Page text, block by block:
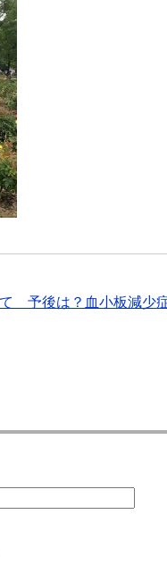
予後は？血小板減少